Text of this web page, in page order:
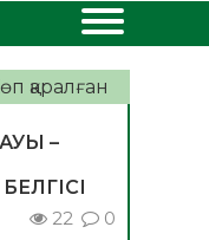
қаралған
–
22 0